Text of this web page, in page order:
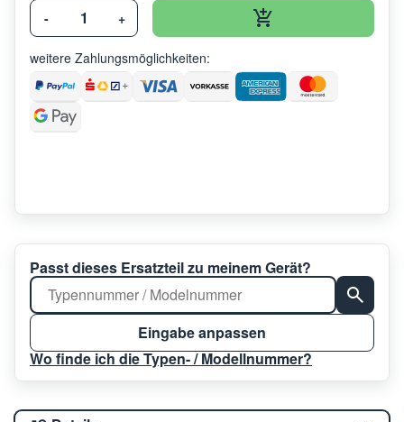
- +
weitere Zahlungsmöglichkeiten:
Passt dieses Ersatzteil zu meinem Gerät?
Eingabe anpassen
Wo finde ich die Typen- / Modellnummer?